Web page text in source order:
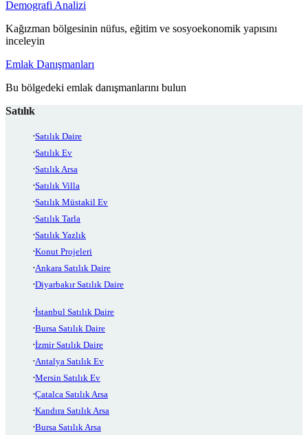
Demografi Analizi
Kağızman bölgesinin nüfus, eğitim ve sosyoekonomik yapısını
inceleyin
Emlak Danışmanları
Bu bölgedeki emlak danışmanlarını bulun
Satılık
Satılık Daire
Satılık Ev
Satılık Arsa
Satılık Villa
Satılık Müstakil Ev
Satılık Tarla
Satılık Yazlık
Konut Projeleri
Ankara Satılık Daire
Diyarbakır Satılık Daire
İstanbul Satılık Daire
Bursa Satılık Daire
İzmir Satılık Daire
Antalya Satılık Ev
Mersin Satılık Ev
Çatalca Satılık Arsa
Kandıra Satılık Arsa
Bursa Satılık Arsa